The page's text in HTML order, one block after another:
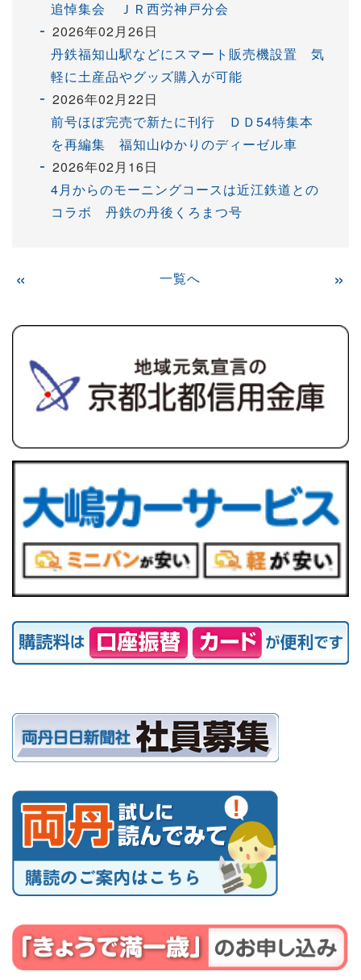
追悼集会 ＪＲ西労神戸分会
2026年02月26日
丹鉄福知山駅などにスマート販売機設置 気
軽に土産品やグッズ購入が可能
2026年02月22日
前号ほぼ完売で新たに刊行 ＤＤ54特集本
を再編集 福知山ゆかりのディーゼル車
2026年02月16日
4月からのモーニングコースは近江鉄道との
コラボ 丹鉄の丹後くろまつ号
« 一覧へ